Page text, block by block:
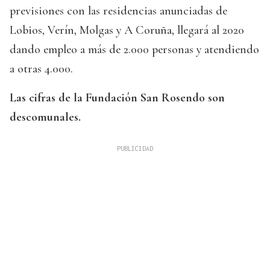
previsiones con las residencias anunciadas de
Lobios, Verín, Molgas y A Coruña, llegará al 2020
dando empleo a más de 2.000 personas y atendiendo
a otras 4.000.
Las cifras de la Fundación San Rosendo son
descomunales.